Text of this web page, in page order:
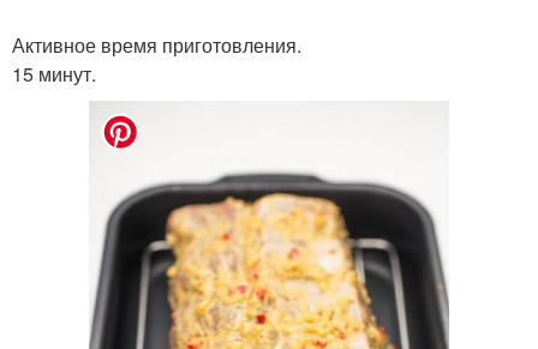
Активное время приготовления.
15 минут.